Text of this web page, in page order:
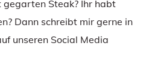
gegarten Steak? Ihr habt
Dann schreibt mir gerne in
unseren Social Media